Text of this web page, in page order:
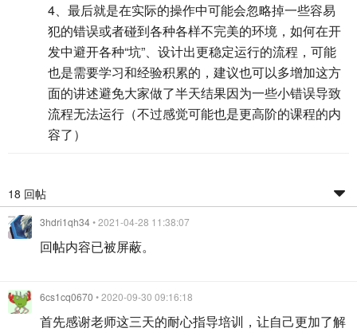
4、最后就是在实际的操作中可能会忽略掉一些容易
犯的错误或者碰到各种各样不完美的环境，如何在开
发中避开各种“坑”、设计出更稳定运行的流程，可能
也是需要学习和经验积累的，建议也可以多增加这方
面的讲述避免大家做了半天结果因为一些小错误导致
流程无法运行（不过感觉可能也是更高阶的课程的内
容了）
18 回帖
3hdri1qh34• 2021-04-28 11:38:07
回帖内容已被屏蔽。
6cs1cq0670 • 2020-09-30 09:16:18
首先感谢老师这三天的耐心指导培训，让自己更加了解